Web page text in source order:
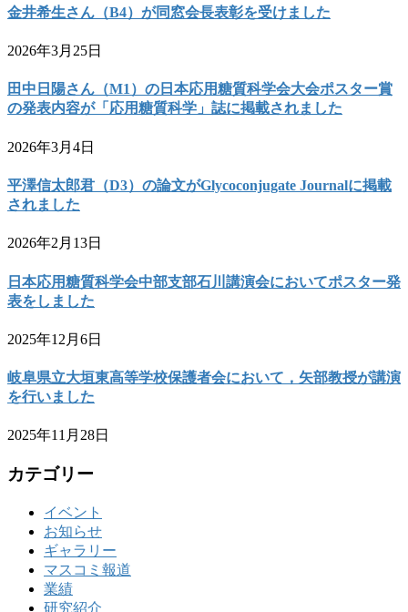
金井希生さん（B4）が同窓会長表彰を受けました
2026年3月25日
田中日陽さん（M1）の日本応用糖質科学会大会ポスター賞
の発表内容が「応用糖質科学」誌に掲載されました
2026年3月4日
平澤信太郎君（D3）の論文がGlycoconjugate Journalに掲載
されました
2026年2月13日
日本応用糖質科学会中部支部石川講演会においてポスター発
表をしました
2025年12月6日
岐阜県立大垣東高等学校保護者会において，矢部教授が講演
を行いました
2025年11月28日
カテゴリー
イベント
お知らせ
ギャラリー
マスコミ報道
業績
研究紹介